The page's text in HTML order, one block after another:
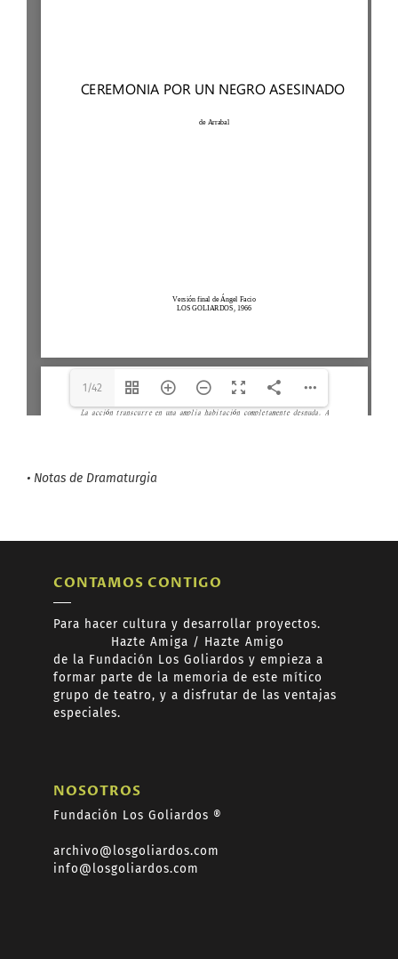
1/42
fundacionlosgoliardos.com
content/uploads/2021/01/1
• Notas de Dramaturgia
CONTAMOS CONTIGO
Para hacer cultura y desarrollar proyectos.
Hazte Amiga / Hazte Amigo
de la Fundación Los Goliardos y empieza a
formar parte de la memoria de este mítico
grupo de teatro, y a disfrutar de las ventajas
especiales.
NOSOTROS
Fundación Los Goliardos ®
archivo@losgoliardos.com
info@losgoliardos.com